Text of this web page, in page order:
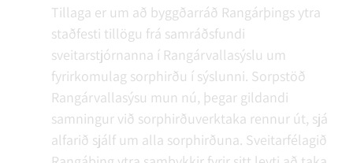
Tillaga er um að byggðarráð Rangárþings ytra
staðfesti tillögu frá samráðsfundi
sveitarstjórnanna í Rangárvallasýslu um
fyrirkomulag sorphirðu í sýslunni. Sorpstöð
Rangárvallasýsu mun nú, þegar gildandi
samningur við sorphirðuverktaka rennur út, sjá
alfarið sjálf um alla sorphirðuna. Sveitarfélagið